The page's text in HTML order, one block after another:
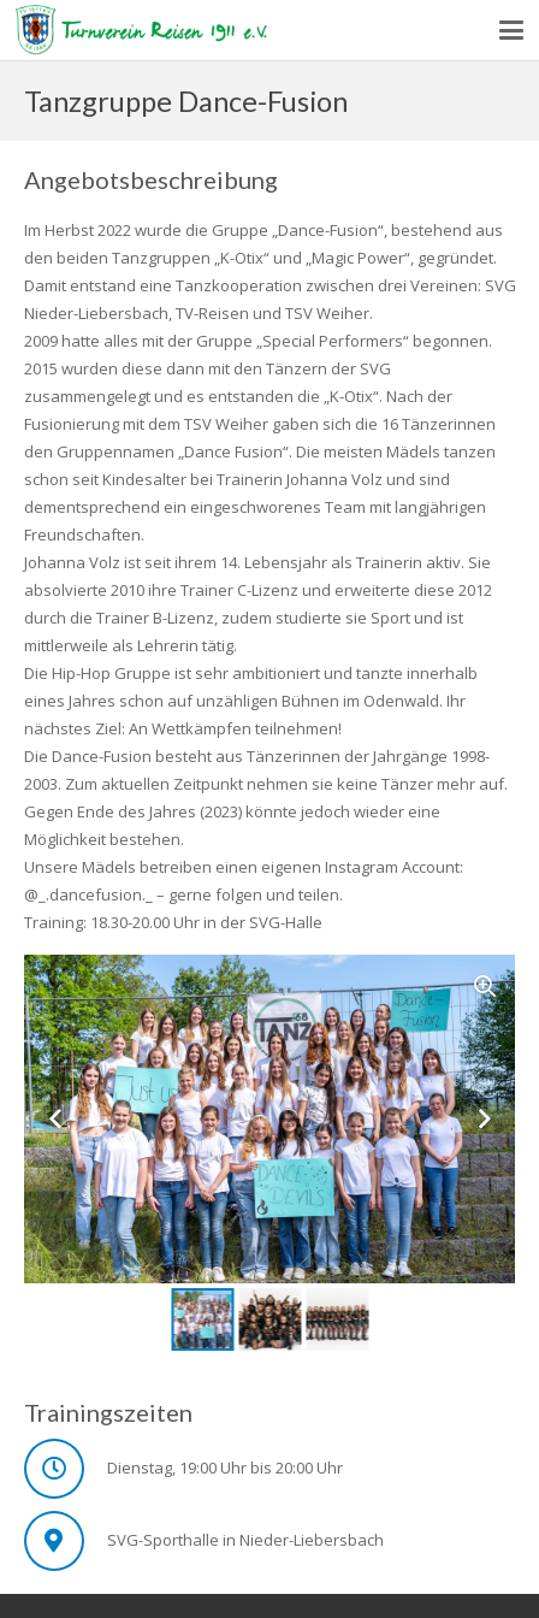
Tanzgruppe Dance-Fusion
Angebotsbeschreibung
Im Herbst 2022 wurde die Gruppe „Dance-Fusion“, bestehend aus
den beiden Tanzgruppen „K-Otix“ und „Magic Power“, gegründet.
Damit entstand eine Tanzkooperation zwischen drei Vereinen: SVG
Nieder-Liebersbach, TV-Reisen und TSV Weiher.
2009 hatte alles mit der Gruppe „Special Performers“ begonnen.
2015 wurden diese dann mit den Tänzern der SVG
zusammengelegt und es entstanden die „K-Otix“. Nach der
Fusionierung mit dem TSV Weiher gaben sich die 16 Tänzerinnen
den Gruppennamen „Dance Fusion“. Die meisten Mädels tanzen
schon seit Kindesalter bei Trainerin Johanna Volz und sind
dementsprechend ein eingeschworenes Team mit langjährigen
Freundschaften.
Johanna Volz ist seit ihrem 14. Lebensjahr als Trainerin aktiv. Sie
absolvierte 2010 ihre Trainer C-Lizenz und erweiterte diese 2012
durch die Trainer B-Lizenz, zudem studierte sie Sport und ist
mittlerweile als Lehrerin tätig.
Die Hip-Hop Gruppe ist sehr ambitioniert und tanzte innerhalb
eines Jahres schon auf unzähligen Bühnen im Odenwald. Ihr
nächstes Ziel: An Wettkämpfen teilnehmen!
Die Dance-Fusion besteht aus Tänzerinnen der Jahrgänge 1998-
2003. Zum aktuellen Zeitpunkt nehmen sie keine Tänzer mehr auf.
Gegen Ende des Jahres (2023) könnte jedoch wieder eine
Möglichkeit bestehen.
Unsere Mädels betreiben einen eigenen Instagram Account:
@_.dancefusion._ – gerne folgen und teilen.
Training: 18.30-20.00 Uhr in der SVG-Halle
Trainingszeiten
Dienstag, 19:00 Uhr bis 20:00 Uhr
SVG-Sporthalle in Nieder-Liebersbach